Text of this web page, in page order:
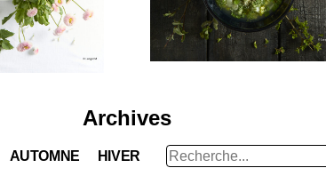
Archives
AUTOMNE HIVER
Rechercher
: